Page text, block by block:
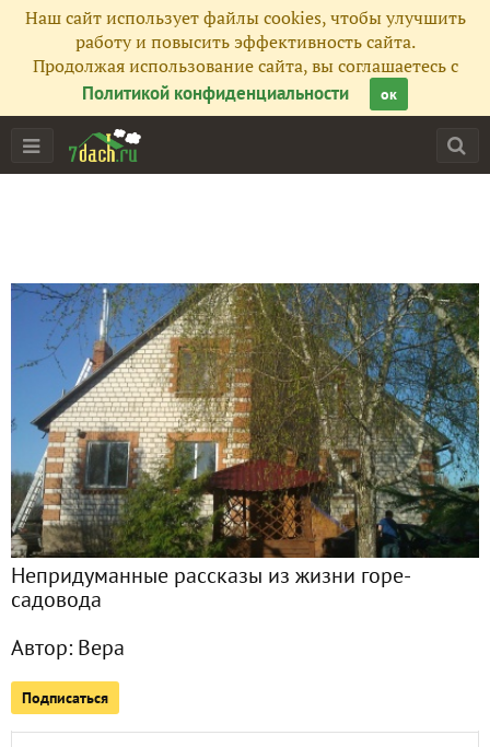
Наш сайт использует файлы cookies, чтобы улучшить
работу и повысить эффективность сайта.
Продолжая использование сайта, вы соглашаетесь с
Политикой конфиденциальности
ок
Непридуманные рассказы из жизни горе-
садовода
Автор: Вера
Подписаться
Главная
Фото 55
Сейчас обсуждают
Итоги "уходящего урожая"
Орловское Полесье
Кипяток в борьбе с муравьями
Дрожжевая подкормка
Химия против колорадского жука